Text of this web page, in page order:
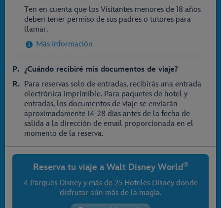
Ten en cuenta que los Visitantes menores de 18 años
deben tener permiso de sus padres o tutores para
llamar.
Más información
¿Cuándo recibiré mis documentos de viaje?
Para reservas solo de entradas, recibirás una entrada
electrónica imprimible. Para paquetes de hotel y
entradas, los documentos de viaje se enviarán
aproximadamente 14-28 días antes de la fecha de
salida a la dirección de email proporcionada en el
momento de la reserva.
Reserva tu viaje a Walt Disney World®
4 Parques Disney y más de 25 Hoteles Disney donde
disfrutar aún más de la magia.